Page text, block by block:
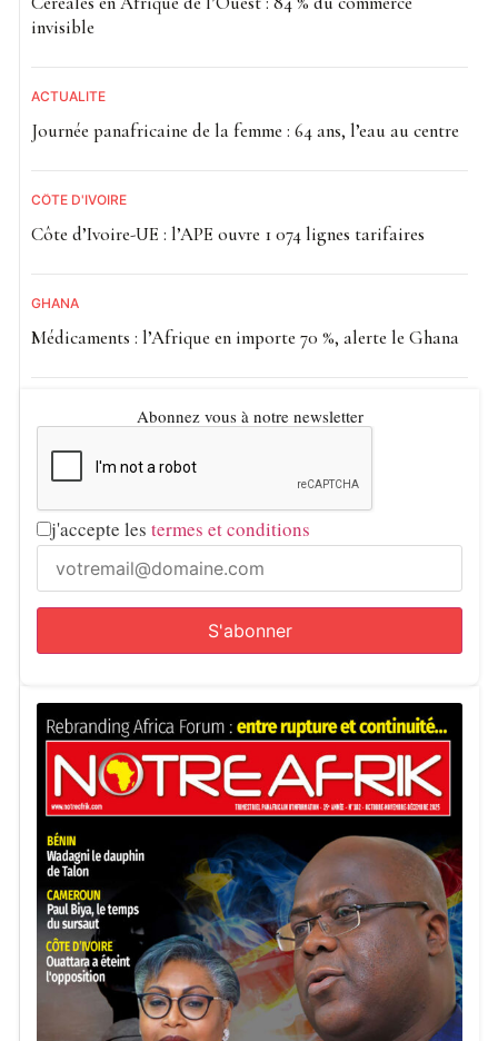
invisible
ACTUALITE
Journée panafricaine de la femme : 64 ans, l’eau au centre
CÔTE D'IVOIRE
Côte d’Ivoire-UE : l’APE ouvre 1 074 lignes tarifaires
GHANA
Médicaments : l’Afrique en importe 70 %, alerte le Ghana
Abonnez vous à notre newsletter
j'accepte les termes et conditions